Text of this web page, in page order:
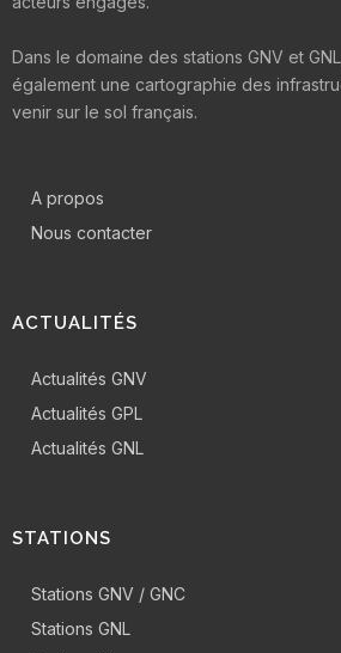
Dans le domaine des stations GNV et
également une cartographie des
venir sur le sol français.
A propos
Nous contacter
ACTUALITÉS
Actualités GNV
Actualités GPL
Actualités GNL
STATIONS
Stations GNV / GNC
Stations GNL